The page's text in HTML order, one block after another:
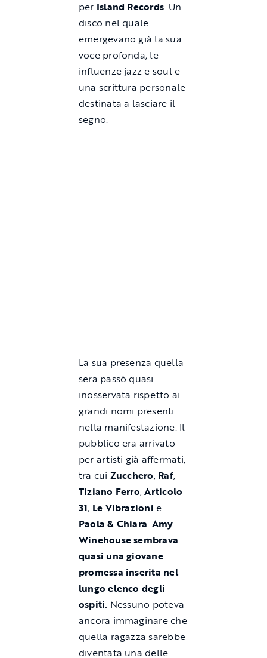
per Island Records. Un
disco nel quale
emergevano già la sua
voce profonda, le
influenze jazz e soul e
una scrittura personale
destinata a lasciare il
segno.
La sua presenza quella
sera passò quasi
inosservata rispetto ai
grandi nomi presenti
nella manifestazione. Il
pubblico era arrivato
per artisti già affermati,
tra cui Zucchero, Raf,
Tiziano Ferro,Articolo
31, Le Vibrazioni e
Paola & Chiara. Amy
Winehouse sembrava
quasi una giovane
promessa inserita nel
lungo elenco degli
ospiti. Nessuno poteva
ancora immaginare che
quella ragazza sarebbe
diventata una delle